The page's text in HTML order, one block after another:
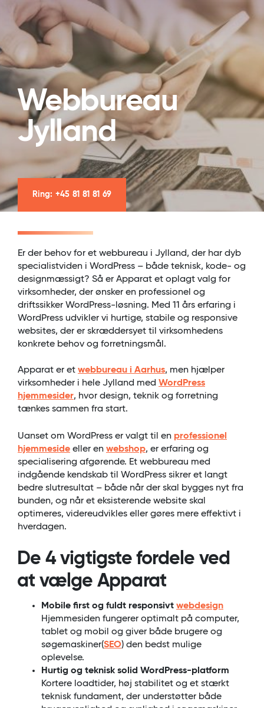
Webbureau
Jylland
Ring: +45 81 81 81 69
Er der behov for et webbureau i Jylland, der har dyb
specialistviden i WordPress – både teknisk, kode- og
designmæssigt? Så er Apparat et oplagt valg for
virksomheder, der ønsker en professionel og
driftssikker WordPress-løsning. Med 11 års erfaring i
WordPress udvikler vi hurtige, stabile og responsive
websites, der er skræddersyet til virksomhedens
konkrete behov og forretningsmål.
Apparat er et webbureau i Aarhus, men hjælper
virksomheder i hele Jylland med WordPress
hjemmesider, hvor design, teknik og forretning
tænkes sammen fra start.
Uanset om WordPress er valgt til en professionel
hjemmeside eller en webshop, er erfaring og
specialisering afgørende. Et webbureau med
indgående kendskab til WordPress sikrer et langt
bedre slutresultat – både når der skal bygges nyt fra
bunden, og når et eksisterende website skal
optimeres, videreudvikles eller gøres mere effektivt i
hverdagen.
De 4 vigtigste fordele ved
at vælge Apparat
Mobile first og fuldt responsivt webdesign
Hjemmesiden fungerer optimalt på computer,
tablet og mobil og giver både brugere og
søgemaskiner(SEO) den bedst mulige
oplevelse.
Hurtig og teknisk solid WordPress-platform
Kortere loadtider, høj stabilitet og et stærkt
teknisk fundament, der understøtter både